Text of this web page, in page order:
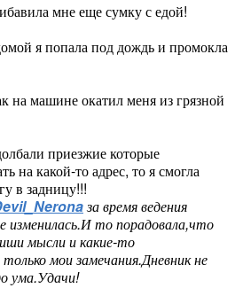
мне еще сумку с едой!
я попала под дождь и промокла
на машине окатил меня из грязной
приезжие которые
на какой-то адрес, то я смогла
в задницу!!!
за время ведения
изменилась.И то порадовала,что
мысли и какие-то
мои замечания.Дневник не
ума.Удачи!